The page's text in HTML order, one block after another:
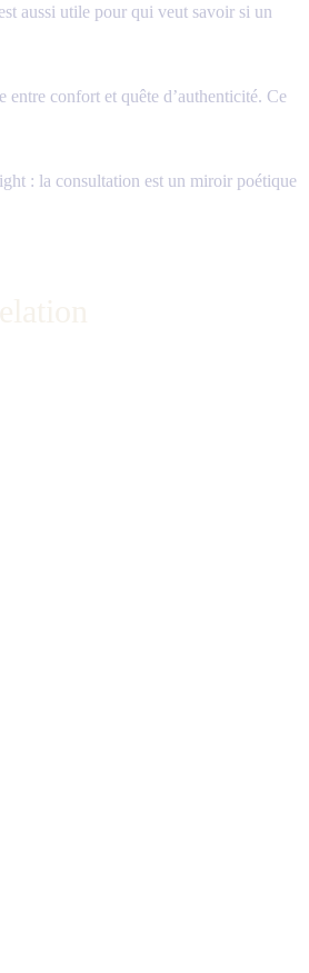
aussi utile pour qui veut savoir si un
confort et quête d’authenticité. Ce
: la consultation est un miroir poétique